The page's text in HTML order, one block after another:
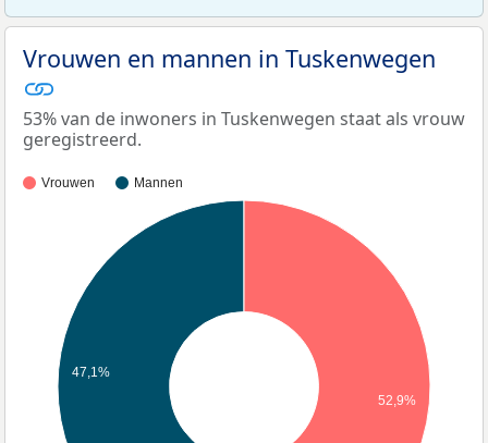
Vrouwen en mannen in Tuskenwegen
53% van de inwoners in Tuskenwegen staat als vrouw
geregistreerd.
Vrouwen Mannen
47,1%
52,9%